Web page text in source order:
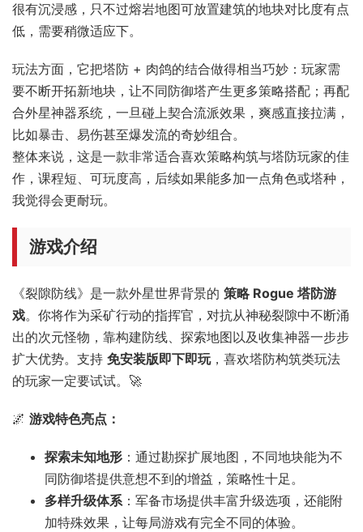
很有沉浸感，只不过熔岩地图可放置建筑的地块对比度有点
低，需要稍微适应下。
玩法方面，它把塔防 + 肉鸽的结合做得相当巧妙：玩家需
要不断开拓新地块，让不同防御塔产生更多策略搭配；再配
合外星神器系统，一旦碰上契合流派效果，爽感直接拉满，
比如暴击、易伤甚至爆发流的奇妙组合。
整体来说，这是一款非常适合喜欢策略构筑与塔防玩家的佳
作，课程短、可玩度高，后续如果能多加一点角色或塔种，
我觉得会更耐玩。
游戏介绍
《裂隙防线》是一款外星世界背景的 策略 Rogue 塔防游
戏。你将作为采矿行动的指挥官，对抗从神秘裂隙中不断涌
出的次元怪物，靠构建防线、探索地图以及收集神器一步步
扩大优势。支持 免安装版即下即玩，喜欢塔防构筑类玩法
的玩家一定要试试。🚀
🌌 游戏特色亮点：
探索未知地形 ：通过勘探扩展地图，不同地块能为不
同防御塔提供意想不到的增益，策略性十足。
多样升级体系：军备市场提供丰富升级选项，还能附
加特殊效果，让每局游戏有完全不同的体验。